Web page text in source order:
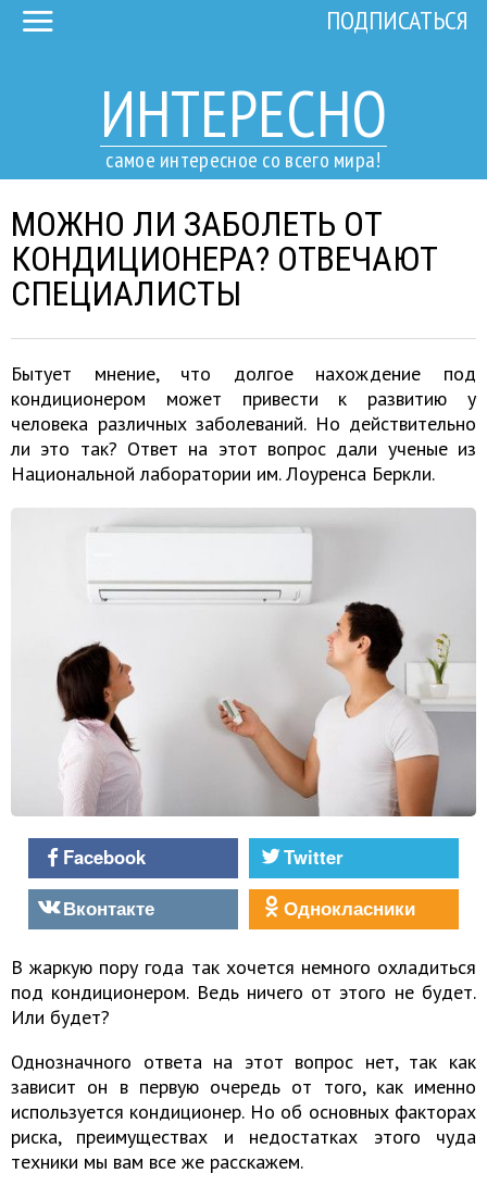
ИНТЕРЕСНО
самое интересное со всего мира!
ПОДПИСАТЬСЯ
МОЖНО ЛИ ЗАБОЛЕТЬ ОТ
КОНДИЦИОНЕРА? ОТВЕЧАЮТ
СПЕЦИАЛИСТЫ
Бытует мнение, что долгое нахождение под
кондиционером может привести к развитию у
человека различных заболеваний. Но действительно
ли это так? Ответ на этот вопрос дали ученые из
Национальной лаборатории им. Лоуренса Беркли.
Facebook
Twitter
Вконтакте
Однокласники
В жаркую пору года так хочется немного охладиться
под кондиционером. Ведь ничего от этого не будет.
Или будет?
Однозначного ответа на этот вопрос нет, так как
зависит он в первую очередь от того, как именно
используется кондиционер. Но об основных факторах
риска, преимуществах и недостатках этого чуда
техники мы вам все же расскажем.